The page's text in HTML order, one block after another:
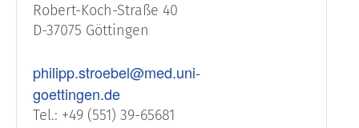
Robert-Koch-Straße 40
D-37075 Göttingen
philipp.stroebel@med.uni-
goettingen.de
Tel.: +49 (551) 39-65681